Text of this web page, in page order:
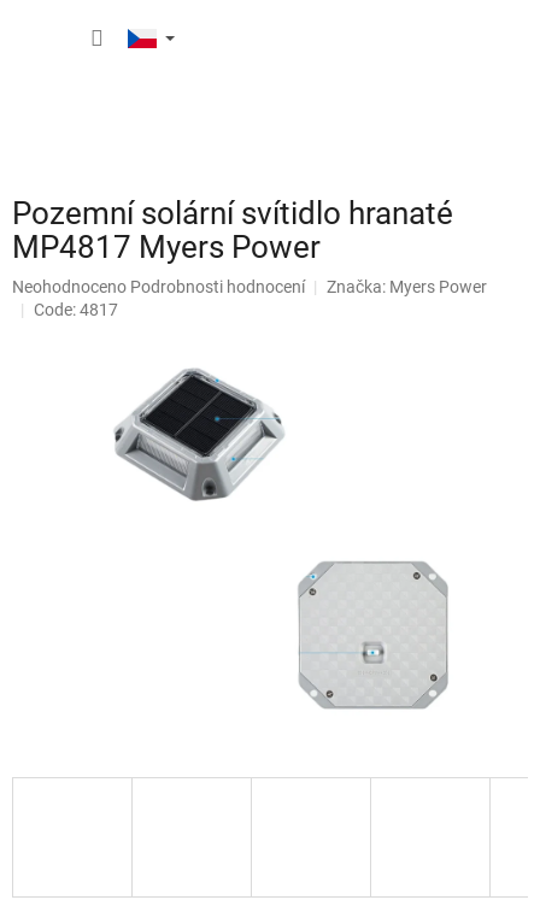
Pozemní solární svítidlo hranaté
MP4817 Myers Power
Průměrné
hodnocení
Neohodnoceno Podrobnosti hodnocení Značka: Myers Power
Code: 4817